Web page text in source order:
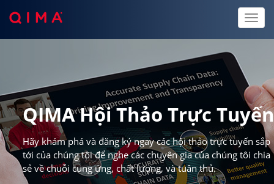
Toggle
QIMA Hội Thảo Trực Tuyến
Hãy khám phá và đăng ký ngay các hội thảo trực tuyến sắp
tới của chúng tôi để nghe các chuyên gia của chúng tôi chia
sẻ về chuỗi cung ứng, chất lượng, và tuân thủ.